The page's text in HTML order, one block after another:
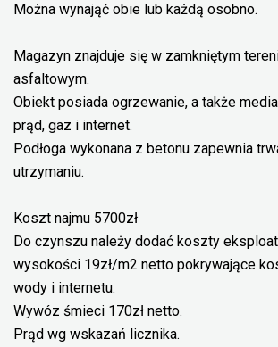
Można wynająć obie lub każdą osobno.
Magazyn znajduje się w zamkniętym
asfaltowym.
Obiekt posiada ogrzewanie, a także
prąd, gaz i internet.
Podłoga wykonana z betonu zapewnia
utrzymaniu.
Koszt najmu 5700zł
Do czynszu należy dodać koszty
wysokości 19zł/m2 netto pokrywające
wody i internetu.
Wywóz śmieci 170zł netto.
Prąd wg wskazań licznika.